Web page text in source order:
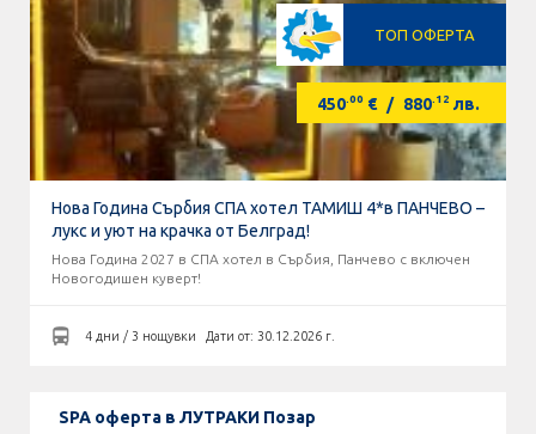
ТОП ОФЕРТА
450.00 € / 880.12 лв.
Нова Година Сърбия СПА хотел ТАМИШ 4*в ПАНЧЕВО –
лукс и уют на крачка от Белград!
Нова Година 2027 в СПА хотел в Сърбия, Панчево с включен
Новогодишен куверт!
4 дни / 3 нощувки Дати от: 30.12.2026 г.
SPA оферта в ЛУТРАКИ Позар